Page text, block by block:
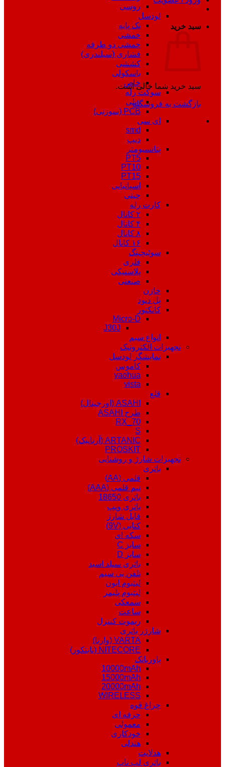
سبد خرید
سبد خرید شما خالی است.
بازگشت به فروشگاه
روسی
لودسل
تک پایه
خمشی
خمشی دو طرفه
فشاری (سیلندری)
کششی
باسکولی
خاص
سوکت رله
ریلی
PCB (سوزنی)
ای سی
smd
دیپ
پتانسیومتر
PT5
PT10
PT15
اسپانیایی
چینی
کارت رله
۲ کانال
۴ کانال
۸ کانال
۱۶ کانال
سوئیچینگ
فلزی
پلاستیکی
صنعتی
خازن
پل دیود
کانکتور
Micro-D
J30J
انواع سیم
تجهیزات الکترونیک
نمایشگر لودسل
کاموس
yaohua
vista
قلع
ASAHI (اورجینال)
طرح ASAHI
RX_70
S
ARTANIC (آرتانیک)
PROSKIT
تجهیزات شارژ و روشنایی
باتری
قلمی (AA)
نیم قلمی (AAA)
باتری 18650
باتری ویپ
قابل شارژ
کتابی (9V)
سکه ای
سایز C
سایز D
باتری سیلد اسید
تلفن بی سیم
لیتیوم ایون
لیتیوم پلیمر
سمعکی
ساعت
ریموت کنترل
شارژر باتری
VARTA (وارتا)
NITECORE (نایتکور)
پاوربانک
10000mAh
15000mAh
20000mAh
WIRELESS
چراغ قوه
حرفه ای
معمولی
خودکاری
هندلی
هدلایت
باتری لپ تاپ